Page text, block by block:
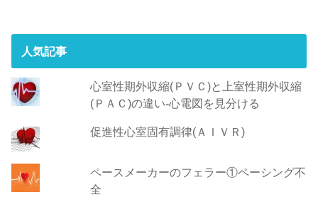
人気記事
心室性期外収縮(ＰＶＣ)と上室性期外収縮
(ＰＡＣ)の違い-心電図を見分ける
促進性心室固有調律(ＡＩＶＲ)
ペースメーカーのフェラー①ペーシング不
全